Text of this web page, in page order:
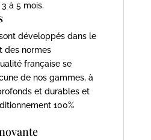
à 5 mois.
développés dans le
des normes
française se
de nos gammes, à
et durables et
100%